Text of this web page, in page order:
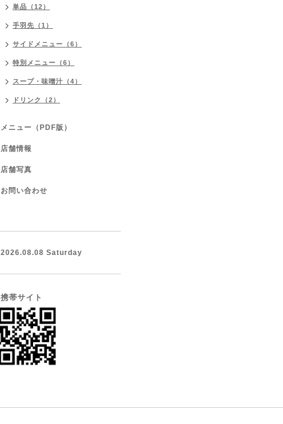
単品（12）
手羽先（1）
サイドメニュー（6）
特別メニュー（6）
スープ・味噌汁（4）
ドリンク（2）
メニュー（PDF版）
店舗情報
店舗写真
お問い合わせ
2026.08.08 Saturday
携帯サイト